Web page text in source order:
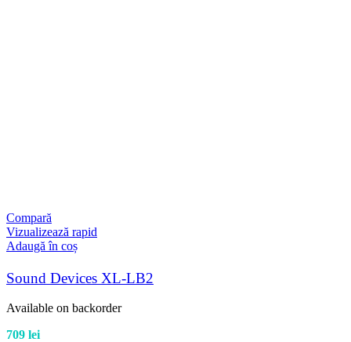
Compară
Vizualizează rapid
Adaugă în coș
Sound Devices XL-LB2
Available on backorder
709 lei